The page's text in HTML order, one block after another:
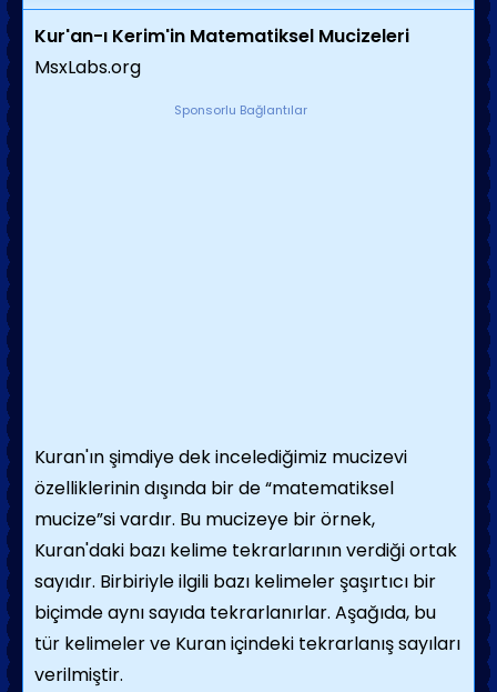
Kur'an-ı Kerim'in Matematiksel Mucizeleri
MsxLabs.org
Sponsorlu Bağlantılar
Kuran'ın şimdiye dek incelediğimiz mucizevi
özelliklerinin dışında bir de “matematiksel
mucize”si vardır. Bu mucizeye bir örnek,
Kuran'daki bazı kelime tekrarlarının verdiği ortak
sayıdır. Birbiriyle ilgili bazı kelimeler şaşırtıcı bir
biçimde aynı sayıda tekrarlanırlar. Aşağıda, bu
tür kelimeler ve Kuran içindeki tekrarlanış sayıları
verilmiştir.